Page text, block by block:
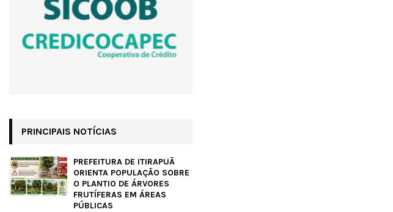
PRINCIPAIS NOTÍCIAS
PREFEITURA DE ITIRAPUÃ
ORIENTA POPULAÇÃO SOBRE
O PLANTIO DE ÁRVORES
FRUTÍFERAS EM ÁREAS
PÚBLICAS